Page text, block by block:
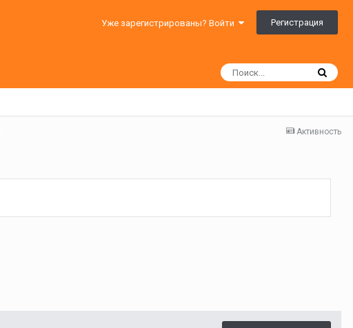
Уже зарегистрированы? Войти Регистрация
Активность